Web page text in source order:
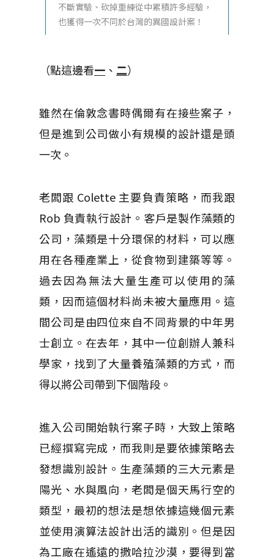
不斷實驗、砍掉重練從中累積許多經驗，
也獲得一次不同於台灣的異國設計案！
（點這邊看一 、 二）
雖然在倫敦念書時偶爾有在接些案子，
但是進到公司做小有規模的設計還是頭
一次。
老闆跟 Colette 主要負責策略，而我跟
Rob 負責執行設計。客戶是製作藻類的
公司，藻類是十分環保的材料，可以應
用在各種產業上，從食物到建築等等。
過去因為無法大量生產可以使用的藻
類，因而這個材料尚未被大量應用。這
間公司是由四位來自不同背景的中年男
士創立。在去年，其中一位創辦人兼科
學家，找到了大量養殖藻類的方式，而
得以將公司帶到下個階段。
進入公司開始執行案子時，大致上策略
已經撰寫完成，而我則是要依據策略去
發想識別設計。生產藻類的三大元素是
陽光、水與風向，老闆是個天馬行空的
類型，最初的想法是想依據這幾個元素
並使用演算法設計出活的識別。但是因
為工廠在遙遠的撒哈拉沙漠，要得到當